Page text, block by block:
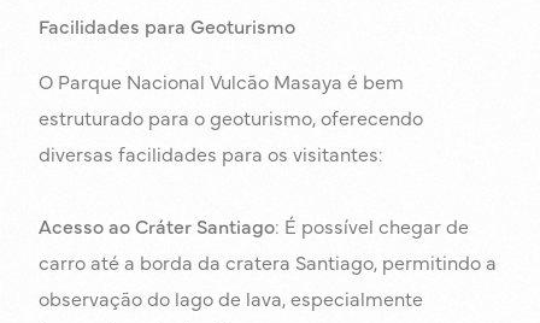
Facilidades para Geoturismo
O Parque Nacional Vulcão Masaya é bem
estruturado para o geoturismo, oferecendo
diversas facilidades para os visitantes:
Acesso ao Cráter Santiago: É possível chegar de
carro até a borda da cratera Santiago, permitindo a
observação do lago de lava, especialmente